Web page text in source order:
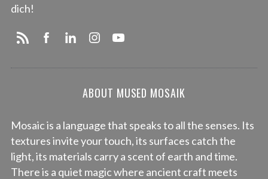
dich!
ABOUT MUSED MOSAIK
Mosaic is a language that speaks to all the senses. Its
textures invite your touch, its surfaces catch the
light, its materials carry a scent of earth and time.
There is a quiet magic where ancient craft meets